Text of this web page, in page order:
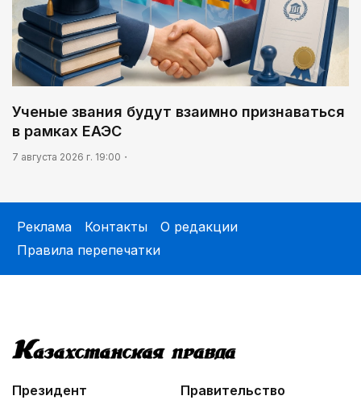
Ученые звания будут взаимно признаваться
в рамках ЕАЭС
7 августа 2026 г. 19:00
Реклама Контакты
О редакции
Правила перепечатки
Президент
Правительство